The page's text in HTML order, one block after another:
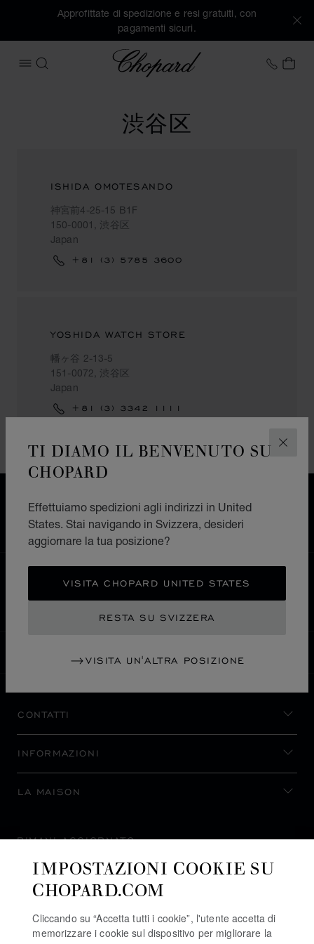
TI DIAMO IL BENVENUTO SU
CHOPARD
Effettuiamo spedizioni agli indirizzi in United
States. Stai navigando in Svizzera, desideri
aggiornare la tua posizione?
VISITA CHOPARD UNITED STATES
RESTA SU SVIZZERA
VISITA UN'ALTRA POSIZIONE
Approfittate di spedizione e resi gratuiti, con
pagamenti sicuri.
APRIRE IL MENU
CERCA
Chopard +41
IL
渋谷区
ISHIDA OMOTESANDO
神宮前4-25-15 B1F
150-0001, 渋谷区
Japan
+81 (3) 5785 3600
YOSHIDA WATCH STORE
幡ヶ谷 2-13-5
151-0072, 渋谷区
Japan
+81 (3) 3342 1111
PAGAMENTO SICURO
RESI E CAMBI
ASIA OCEANIA GIAPPONE 渋谷区
LOCALIZZAZIONE (CAMBIA PAESE)
CAMBIA PAESE
CONTATTI
INFORMAZIONI
LA MAISON
RIMANI AGGIORNATO
IMPOSTAZIONI COOKIE SU
CHOPARD.COM
Cliccando su “Accetta tutti i cookie”, l'utente accetta di
memorizzare i cookie sul dispositivo per migliorare la